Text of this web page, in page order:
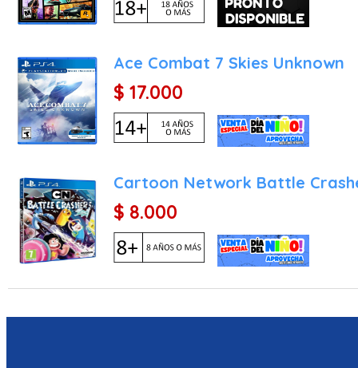
Ace Combat 7 Skies Unknown
$ 17.000
Cartoon Network Battle
$ 8.000